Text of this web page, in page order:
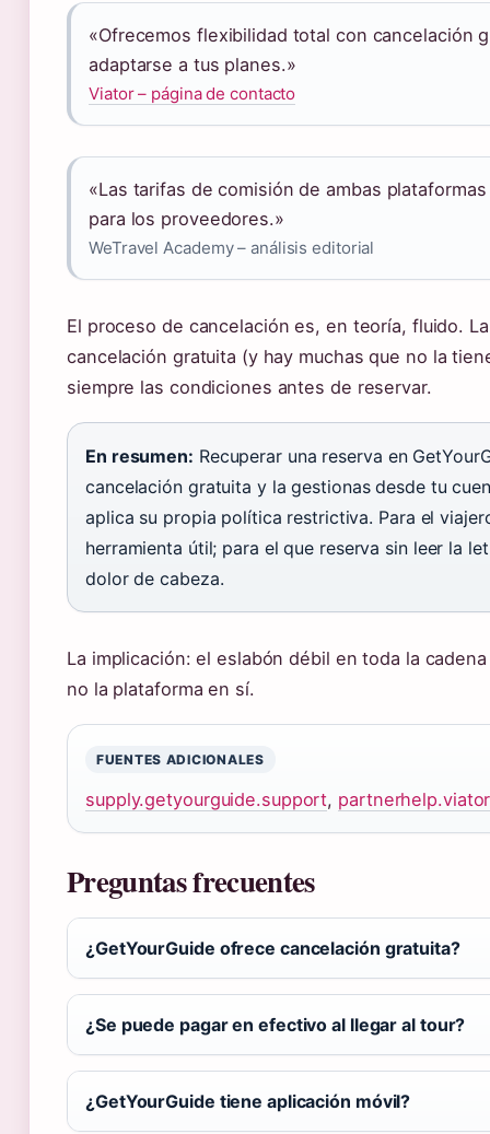
«Ofrecemos flexibilidad total con cancelación
adaptarse a tus planes.»
Viator – página de contacto
«Las tarifas de comisión de ambas
para los proveedores.»
WeTravel Academy – análisis editorial
El proceso de cancelación es, en teoría, fluido.
cancelación gratuita (y hay muchas que no la
siempre las condiciones antes de reservar.
En resumen: Recuperar una reserva en
cancelación gratuita y la gestionas desde tu
aplica su propia política restrictiva. Para el
herramienta útil; para el que reserva sin leer la
dolor de cabeza.
La implicación: el eslabón débil en toda la
no la plataforma en sí.
FUENTES ADICIONALES
supply.getyourguide.support,
Preguntas frecuentes
¿GetYourGuide ofrece cancelación gratuita?
¿Se puede pagar en efectivo al llegar al tour?
¿GetYourGuide tiene aplicación móvil?